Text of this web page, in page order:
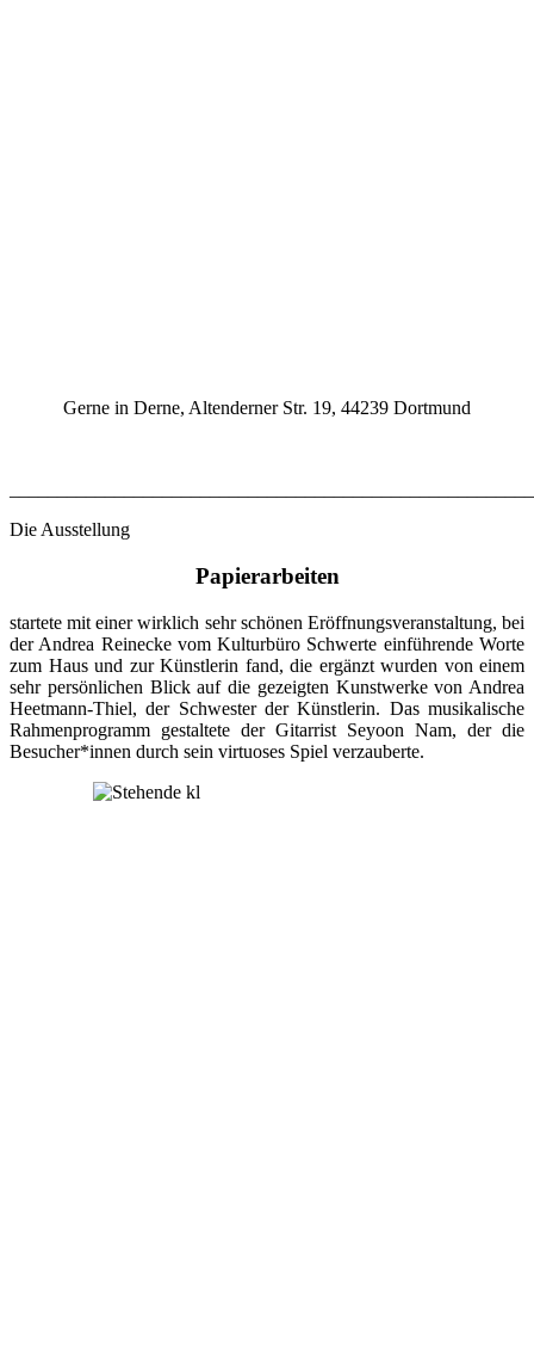
Gerne in Derne, Altenderner Str. 19, 44239 Dortmund
Die Ausstellung
Papierarbeiten
startete mit einer wirklich sehr schönen Eröffnungsveranstaltung, bei
der Andrea Reinecke vom Kulturbüro Schwerte einführende Worte
zum Haus und zur Künstlerin fand, die ergänzt wurden von einem
sehr persönlichen Blick auf die gezeigten Kunstwerke von Andrea
Heetmann-Thiel, der Schwester der Künstlerin. Das musikalische
Rahmenprogramm gestaltete der Gitarrist Seyoon Nam, der die
Besucher*innen durch sein virtuoses Spiel verzauberte.